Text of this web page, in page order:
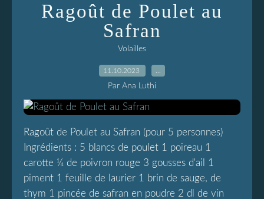
Ragoût de Poulet au
Safran
Volailles
11.10.2023
Par Ana Luthi
Ragoût de Poulet au Safran (pour 5 personnes)
Ingrédients : 5 blancs de poulet 1 poireau 1
carotte ¼ de poivron rouge 3 gousses d'ail 1
piment 1 feuille de laurier 1 brin de sauge, de
thym 1 pincée de safran en poudre 2 dl de vin